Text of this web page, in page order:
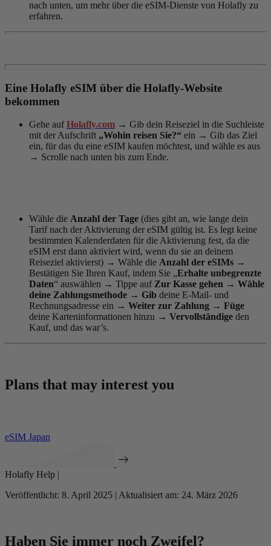
nach unten, um mehr über die eSIM-Dienste von Holafly zu
erfahren.
Eine Holafly eSIM über die Holafly-Website
bekommen
Gehe aufHolafly.com → Gib dein Reiseziel in die Suchleiste
mit der Aufschrift „Wohin reisen Sie?“ ein → Gib das Ziel
ein, für das du eine eSIM kaufen möchtest, und wähle es aus
→ Scrolle nach unten bis zum Ende.
Wähle die Anzahl der Tage (dies gibt an, wie lange dein
Tarif nach der Aktivierung der eSIM gültig ist. Es legt keine
bestimmten Kalenderdaten für die Aktivierung fest, da die
eSIM erst dann aktiviert wird, wenn du sie an deinem
Reiseziel aktivierst) → Wähle die Anzahl der eSIMs →
Bestätigen Sie Ihren Kauf, indem Sie „Erhalte unbegrenzte
Daten“ auswählen → Tippe auf Zur Kasse gehen → Wähle
deine Zahlungsmethode → Gib deine E-Mail- und
Rechnungsadresse ein → Weiter zur Zahlung → Füge
deine Karteninformationen hinzu → Vervollständige den
Kauf, und das war’s.
Plans that may interest you
eSIM Japan
Holafly Help |
Veröffentlicht: 8. April 2025 | Aktualisiert am: 24. März 2026
Haben Sie immer noch Zweifel?